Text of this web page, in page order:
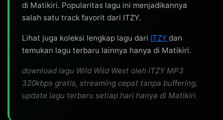
di Matikiri. Popularitas lagu ini menjadikannya
salah satu track favorit dari ITZY.
Lihat juga koleksi lengkap lagu dari ITZY dan
temukan lagu terbaru lainnya hanya di Matikiri.
download lagu Wild Wild West oleh ITZY MP3
320kbps gratis, streaming cepat tanpa buffering,
update lagu terbaru setiap hari hanya di Matikiri.